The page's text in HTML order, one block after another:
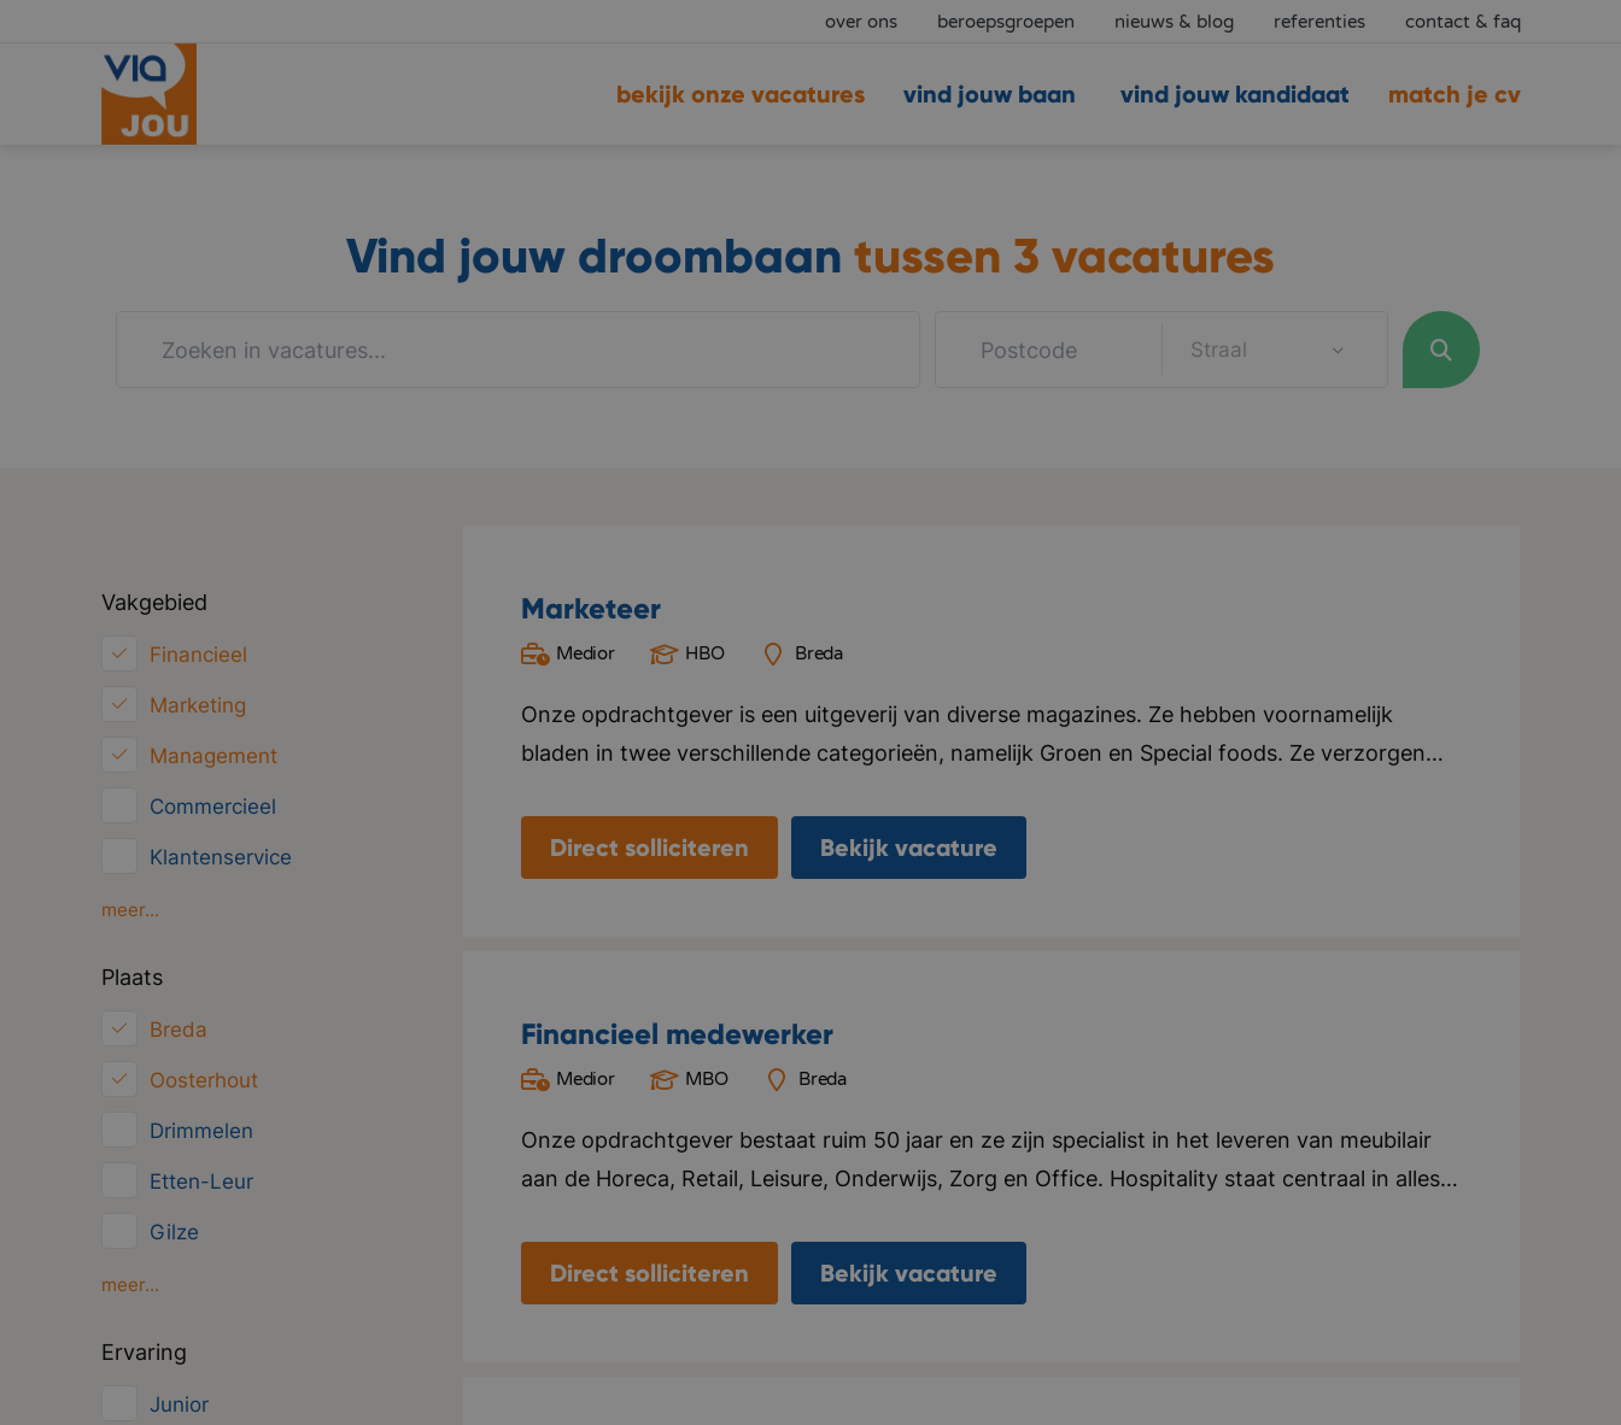
over ons beroepsgroepen nieuws & blog referenties contact & faq
match je cv
vind jouw baan vind jouw kandidaat
bekijk onze vacatures
Vind jouw droombaan tussen 3 vacatures
Straal
Vakgebied
Financieel
Marketing
Management
Commercieel
Klantenservice
HRM
meer...
Plaats
Breda
Oosterhout
Drimmelen
Etten-Leur
Gilze
Moerdijk
meer...
Ervaring
Junior
Marketeer
Medior HBO Breda
Onze opdrachtgever is een uitgeverij van diverse magazines. Ze hebben voornamelijk
bladen in twee verschillende categorieën, namelijk Groen en Special foods. Ze verzorgen
internationale uitgeverijen in het distribueren van hun tijdschriften in zowel Nederland als
Direct solliciteren Bekijk vacature
Financieel medewerker
Medior MBO Breda
Onze opdrachtgever bestaat ruim 50 jaar en ze zijn specialist in het leveren van meubilair
aan de Horeca, Retail, Leisure, Onderwijs, Zorg en Office. Hospitality staat centraal in alles
en een logistiekcentrum in Rijen en maken ook een internationale groei door. Duurzaamheid
Direct solliciteren Bekijk vacature